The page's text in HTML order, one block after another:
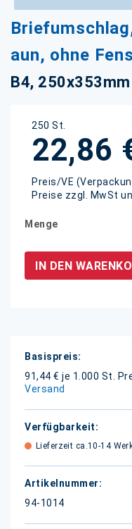
aun, ohne
B4,
250 St.
22,86
Preis/VE
Preise zzgl. MwSt
Menge
IN DEN
Weitere
Informationen
91,44 € je 1.000 St.
Versand
Lieferzeit ca.10-14
94-1014
Zum
Anfang
Bildgalerie
springen